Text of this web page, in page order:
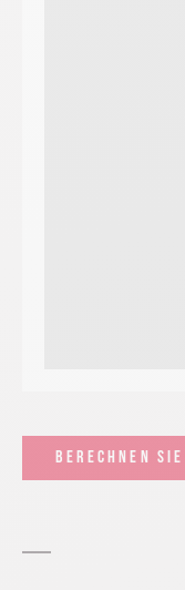
BERECHNEN